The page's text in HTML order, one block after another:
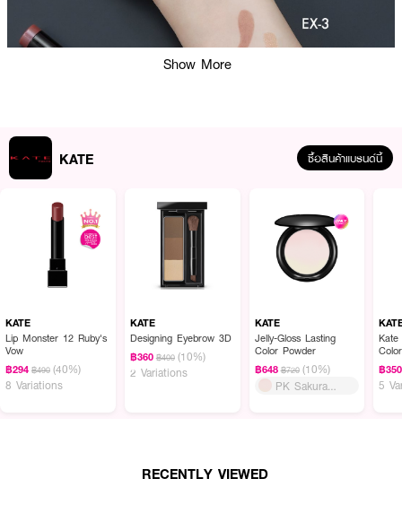
• เขียนลื่น ไม่เป็นคราบ ไม่เป็นขุย
• แนบสนิทผิวเปลือกตา ติดทนราวแม่เหล็ก
• สูตรกันน้ำ กันเหงื่อ และทนต่อความชื้น
Show More
KATE ซื้อสินค้าแบรนด์นี้
KATE
Lip Monster 12 Ruby's
Vow
฿294 ฿490 (40%)
8 Variations
KATE
Designing Eyebrow 3D
฿360 ฿400 (10%)
2 Variations
KATE
Jelly-Gloss Lasting
Color Powder
฿648 ฿720 (10%)
PK Sakura
฿350
5
RECENTLY VIEWED